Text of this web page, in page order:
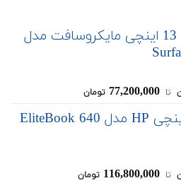
تبلت استوک 13 اینچی مایکروسافت مدل
‌ تا ‌ 77,200,000 تومان
لپ تاپ 14 اینچی HP مدل EliteBook 640
‌ تا ‌ 116,800,000 تومان